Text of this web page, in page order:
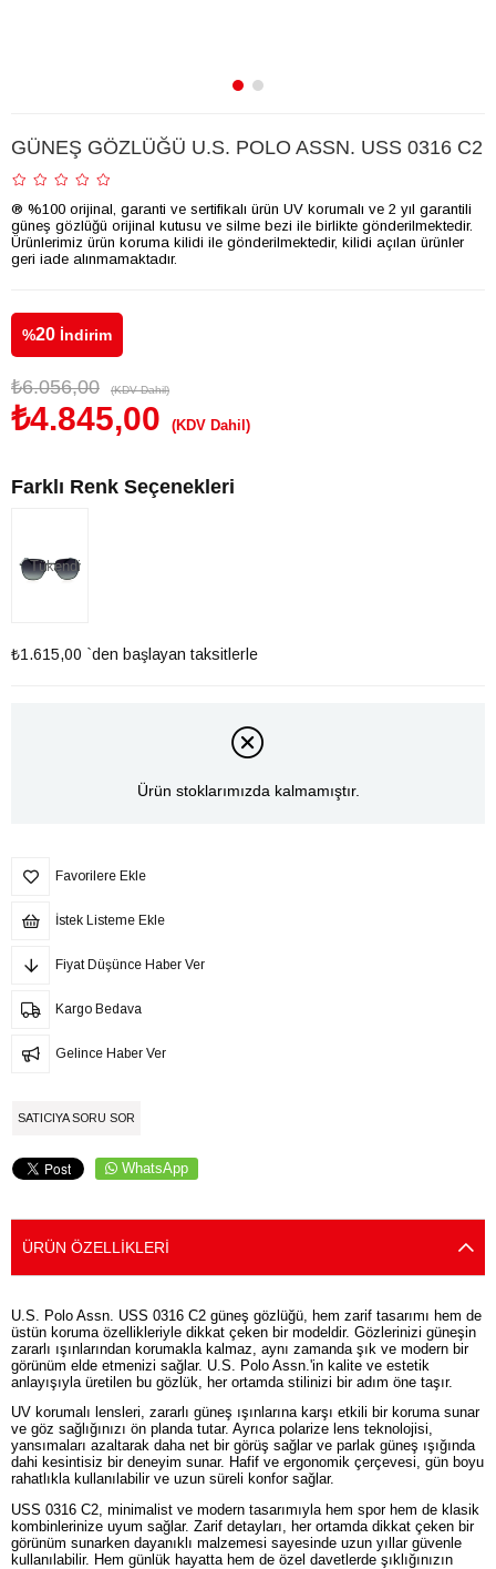
GÜNEŞ GÖZLÜĞÜ U.S. POLO ASSN. USS 0316 C2
® %100 orijinal, garanti ve sertifikalı ürün UV korumalı ve 2 yıl garantili
güneş gözlüğü orijinal kutusu ve silme bezi ile birlikte gönderilmektedir.
Ürünlerimiz ürün koruma kilidi ile gönderilmektedir, kilidi açılan ürünler
geri iade alınmamaktadır.
%20 İndirim
₺6.056,00 (KDV Dahil)
₺4.845,00 (KDV Dahil)
Farklı Renk Seçenekleri
Tükendi
₺1.615,00 `den başlayan taksitlerle
Ürün stoklarımızda kalmamıştır.
Favorilere Ekle
İstek Listeme Ekle
Fiyat Düşünce Haber Ver
Kargo Bedava
Gelince Haber Ver
SATICIYA SORU SOR
WhatsApp
ÜRÜN ÖZELLIKLERI
U.S. Polo Assn. USS 0316 C2 güneş gözlüğü, hem zarif tasarımı hem de
üstün koruma özellikleriyle dikkat çeken bir modeldir. Gözlerinizi güneşin
zararlı ışınlarından korumakla kalmaz, aynı zamanda şık ve modern bir
görünüm elde etmenizi sağlar. U.S. Polo Assn.'in kalite ve estetik
anlayışıyla üretilen bu gözlük, her ortamda stilinizi bir adım öne taşır.
UV korumalı lensleri, zararlı güneş ışınlarına karşı etkili bir koruma sunar
ve göz sağlığınızı ön planda tutar. Ayrıca polarize lens teknolojisi,
yansımaları azaltarak daha net bir görüş sağlar ve parlak güneş ışığında
dahi kesintisiz bir deneyim sunar. Hafif ve ergonomik çerçevesi, gün boyu
rahatlıkla kullanılabilir ve uzun süreli konfor sağlar.
USS 0316 C2, minimalist ve modern tasarımıyla hem spor hem de klasik
kombinlerinize uyum sağlar. Zarif detayları, her ortamda dikkat çeken bir
görünüm sunarken dayanıklı malzemesi sayesinde uzun yıllar güvenle
kullanılabilir. Hem günlük hayatta hem de özel davetlerde şıklığınızın